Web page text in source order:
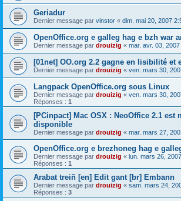
Geriadur
Dernier message par vinstor « dim. mai 20, 2007
OpenOffice.org e galleg hag e bzh war
Dernier message par drouizig « mar. avr. 03,
[01net] OO.org 2.2 gagne en lisibilité et
Dernier message par drouizig « ven. mars 30,
Langpack OpenOffice.org sous Linux
Dernier message par drouizig « ven. mars 30,
Réponses : 1
[PCinpact] Mac OSX : NeoOffice 2.1 est
disponible
Dernier message par drouizig « mar. mars 27,
OpenOffice.org e brezhoneg hag e
Dernier message par drouizig « lun. mars 26,
Réponses : 1
Arabat treiñ [en] Edit gant [br] Embann
Dernier message par drouizig « sam. mars 24,
Réponses : 3